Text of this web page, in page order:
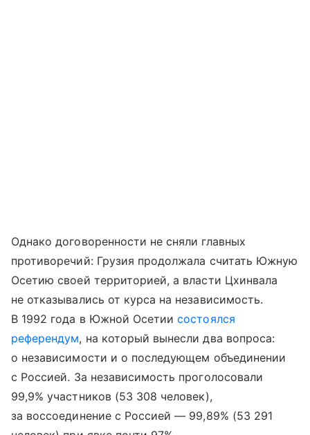
Однако договоренности не сняли главных
противоречий: Грузия продолжала считать Южную
Осетию своей территорией, а власти Цхинвала
не отказывались от курса на независимость.
В 1992 года в Южной Осетиисостоялся
референдум, на который вынесли два вопроса:
о независимости и о последующем объединении
с Россией. За независимость проголосовали
99,9% участников (53 308 человек),
за воссоединение с Россией — 99,89% (53 291